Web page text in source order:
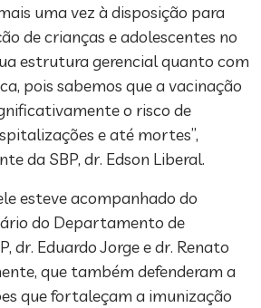
uma vez à disposição para
de crianças e adolescentes no
estrutura gerencial quanto com
pois sabemos que a vacinação
o risco de
e até mortes”,
da SBP, dr. Edson Liberal.
esteve acompanhado do
do Departamento de
dr. Eduardo Jorge e dr. Renato
que também defenderam a
que fortaleçam a imunização